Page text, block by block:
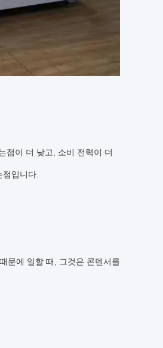
점이 더 낮고, 소비 전력이 더
입니다.
문에 일할 때, 그것은 콘덴서를